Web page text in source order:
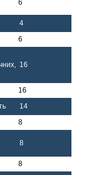
6
4
6
16
16
14
8
8
8